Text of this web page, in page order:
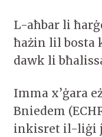
L-aħbar li
ħażin lil bosta
dawk li
Imma x’ġara
Bniedem
inkisret il-liġi